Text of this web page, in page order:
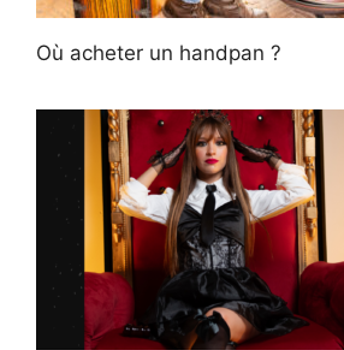
Où acheter un handpan ?